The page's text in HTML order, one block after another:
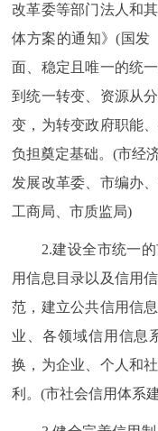
改革委等部门法人和
体方案的通知》(国发
面、稳定且唯一的统
到统一转变、资源从
变，为转变政府职能
负担奠定基础。(市经
发展改革委、市编办
工商局、市质监局)
2.建设全市统一的
用信息目录以及信用
范，建立公共信用信
业、各领域信用信息
换，为企业、个人和
利。(市社会信用体系